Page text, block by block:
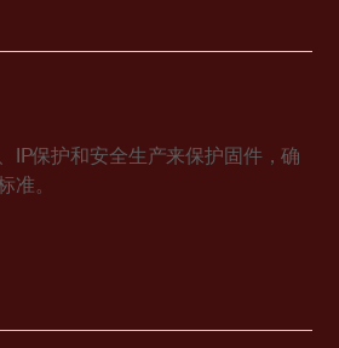
IP保护和安全生产来保护固件，确
准。